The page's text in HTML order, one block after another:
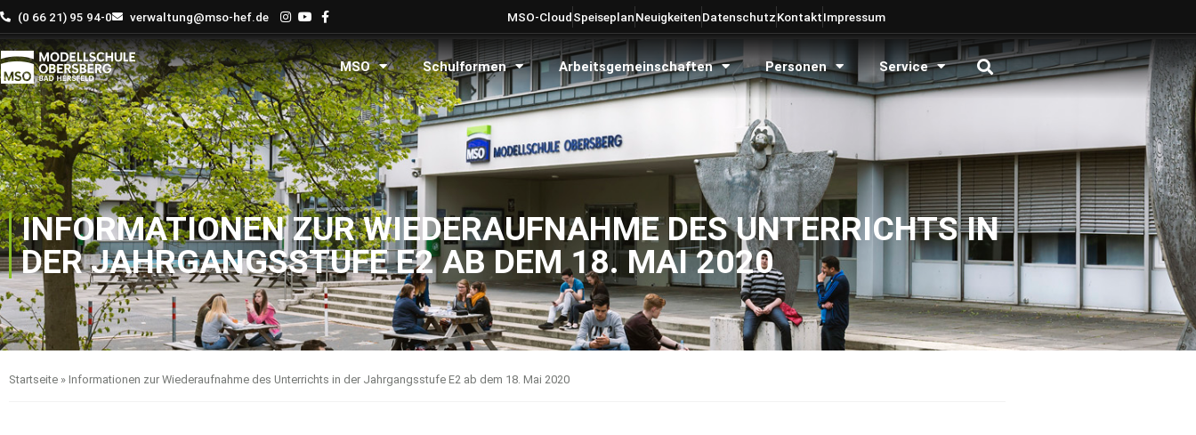
Zum
Inhalt
springen
(0 66 21) 95 94-0 verwaltung@mso-hef.de MSO-CloudSpeiseplanNeuigkeitenDatenschutzKontaktImpressum
MSO Schulformen Arbeitsgemeinschaften Personen Service
INFORMATIONEN ZUR WIEDERAUFNAHME DES UNTERRICHTS IN
DER JAHRGANGSSTUFE E2 AB DEM 18. MAI 2020
Startseite » Informationen zur Wiederaufnahme des Unterrichts in der Jahrgangsstufe E2 ab dem 18. Mai 2020